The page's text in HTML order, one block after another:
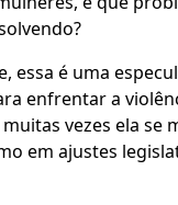
essa é uma
enfrentar a
vezes ela se
em ajustes